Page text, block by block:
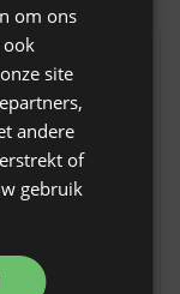
Duitsland
GERMAN
ITALIAN
FRENCH
CZECH
om ons
ook
site
andere
of
gebruik